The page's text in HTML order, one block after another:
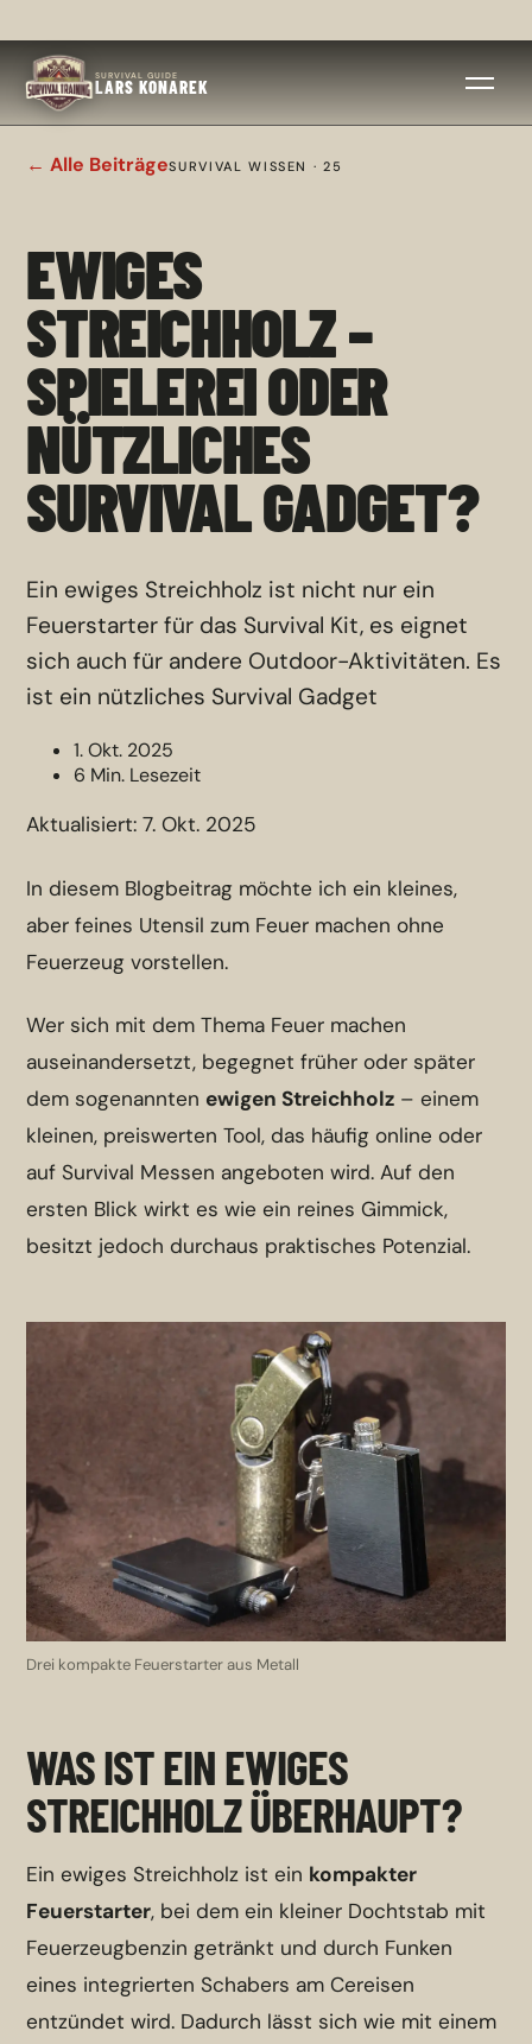
SURVIVAL GUIDE
LARS KONAREK
← Alle BeiträgeSURVIVAL WISSEN · 25
EWIGES
STREICHHOLZ –
SPIELEREI ODER
NÜTZLICHES
SURVIVAL GADGET?
Ein ewiges Streichholz ist nicht nur ein
Feuerstarter für das Survival Kit, es eignet
sich auch für andere Outdoor-Aktivitäten. Es
ist ein nützliches Survival Gadget
1. Okt. 2025
6 Min. Lesezeit
Aktualisiert:7. Okt. 2025
In diesem Blogbeitrag möchte ich ein kleines,
aber feines Utensil zum Feuer machen ohne
Feuerzeug vorstellen.
Wer sich mit dem Thema Feuer machen
auseinandersetzt, begegnet früher oder später
dem sogenannten ewigen Streichholz – einem
kleinen, preiswerten Tool, das häufig online oder
auf Survival Messen angeboten wird. Auf den
ersten Blick wirkt es wie ein reines Gimmick,
besitzt jedoch durchaus praktisches Potenzial.
Drei kompakte Feuerstarter aus Metall
WAS IST EIN EWIGES
STREICHHOLZ ÜBERHAUPT?
Ein ewiges Streichholz ist ein kompakter
Feuerstarter, bei dem ein kleiner Dochtstab mit
Feuerzeugbenzin getränkt und durch Funken
eines integrierten Schabers am Cereisen
entzündet wird. Dadurch lässt sich wie mit einem